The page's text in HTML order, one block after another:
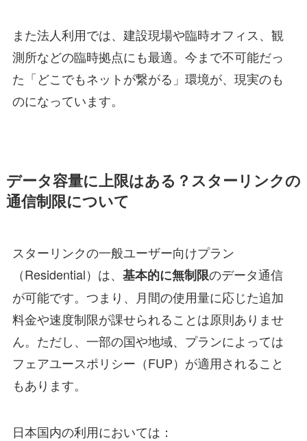
また法人利用では、建設現場や臨時オフィス、観
測所などの臨時拠点にも最適。今まで不可能だっ
た「どこでもネットが繋がる」環境が、現実のも
のになっています。
データ容量に上限はある？スターリンクの
通信制限について
スターリンクの一般ユーザー向けプラン
（Residential）は、 基本的に無制限のデータ通信
が可能です。つまり、月間の使用量に応じた追加
料金や速度制限が課せられることは原則ありませ
ん。ただし、一部の国や地域、プランによっては
フェアユースポリシー（FUP）が適用されること
もあります。
日本国内の利用においては：